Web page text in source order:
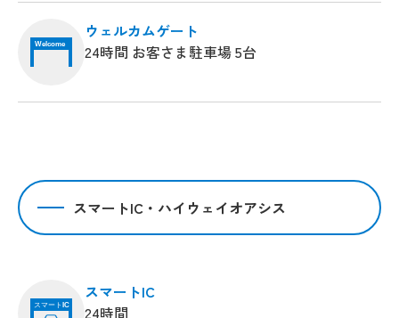
Welcome
ウェルカムゲート
24時間 お客さま駐車場 5台
スマートIC・ハイウェイオアシス
スマート IC
スマートIC
24時間